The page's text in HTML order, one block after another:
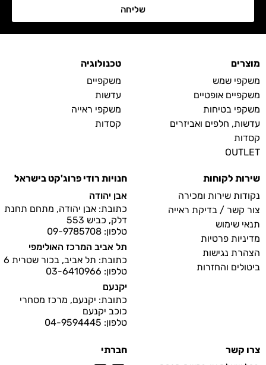
שליחה
מוצרים
משקפי שמש
משקפיים אופטיים
משקפי בטיחות
עדשות, חלפים ואביזרים
קסדות
OUTLET
טכנולוגיה
משקפיים
עדשות
משקפי ראייה
קסדות
שירות לקוחות
נקודות שירות ומכירה
צור קשר / בדיקת ראייה
תנאי שימוש
מדיניות פרטיות
הצהרת נגישות
ביטולים והחזרות
חנויות רודי פרוג'קט בישראל
אבן יהודה
כתובת: אבן יהודה, מתחם תחנת
דלק, כביש 553
טלפון: 09-9785708
תל אביב המרכז האולימפי
כתובת: תל אביב, בכור שטרית 6
טלפון: 03-6410966
יקנעם
כתובת: יקנעם, מרכז מסחרי
כוכב יקנעם
טלפון: 04-9594445
צרו קשר
חברתי